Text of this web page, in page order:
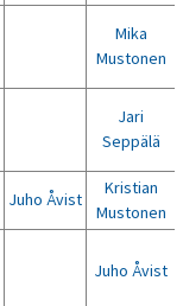
Mika
Mustonen
Jari
Seppälä
Juho Åvist
Kristian
Mustonen
Juho Åvist